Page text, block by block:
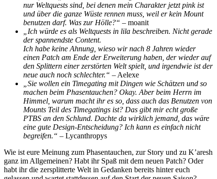
nur Weltquests sind, bei denen mein Charakter jetzt pink ist
und über die ganze Wüste rennen muss, weil er kein Mount
benutzen darf. Was zur Hölle?“ – moanit
„Ich würde es als Weltquests in lila beschreiben. Nicht gerade
der spannendste Content.
Ich habe keine Ahnung, wieso wir nach 8 Jahren wieder
einen Patch am Ende der Erweiterung haben, der wieder auf
den Splittern einer zerstörten Welt spielt, und irgendwie ist der
neue auch noch schlechter.“ – Aelexe
„Sie wollen ein Timegating mit Dingen wie Schätzen und so
machen beim Phasentauchen? Okay. Aber beim Herrn im
Himmel, warum macht ihr es so, dass auch das Benutzen von
Mounts Teil des Timegatings ist? Das gibt mir echt große
PTBS an den Schlund. Dachte da wirklich jemand, das wäre
eine gute Design-Entscheidung? Ich kann es einfach nicht
begreifen.“ – Lycanthropys
Wie ist eure Meinung zum Phasentauchen, zur Story und zu K’aresh
ganz im Allgemeinen? Habt ihr Spaß mit dem neuen Patch? Oder
habt ihr die zersplitterte Welt in Gedanken bereits hinter euch